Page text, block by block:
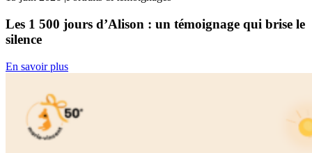
Les 1 500 jours d’Alison : un témoignage qui brise le
silence
En savoir plus